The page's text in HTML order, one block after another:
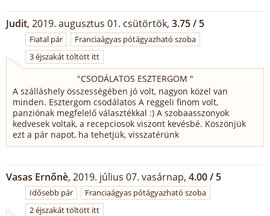
Judit, 2019. augusztus 01. csütörtök, 3.75 / 5
Fiatal pár
Franciaágyas pótágyazható szoba
3 éjszakát töltött itt
"CSODÁLATOS ESZTERGOM "
A szálláshely összességében jó volt, nagyon közel van
minden. Esztergom csodálatos A reggeli finom volt,
panziónak megfelelő választékkal :) A szobaasszonyok
kedvesek voltak, a recepciosok viszont kevésbé. Köszönjük
ezt a pár napot, ha tehetjük, visszatérünk
Vasas Ernőnè, 2019. július 07. vasárnap, 4.00 / 5
Idősebb pár
Franciaágyas pótágyazható szoba
2 éjszakát töltött itt